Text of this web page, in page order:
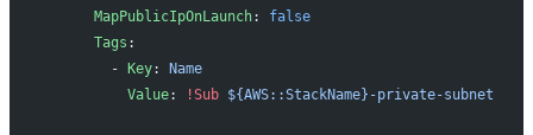
      MapPublicIpOnLaunch
: false
      Tags
:
        -
Key:
Name
          Value
: !Sub ${AWS::StackName}-private-subnet